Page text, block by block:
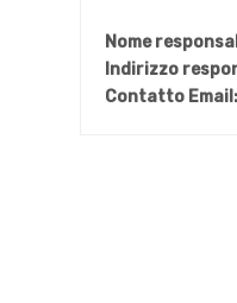
Nome
Indirizzo
Contatto Email: